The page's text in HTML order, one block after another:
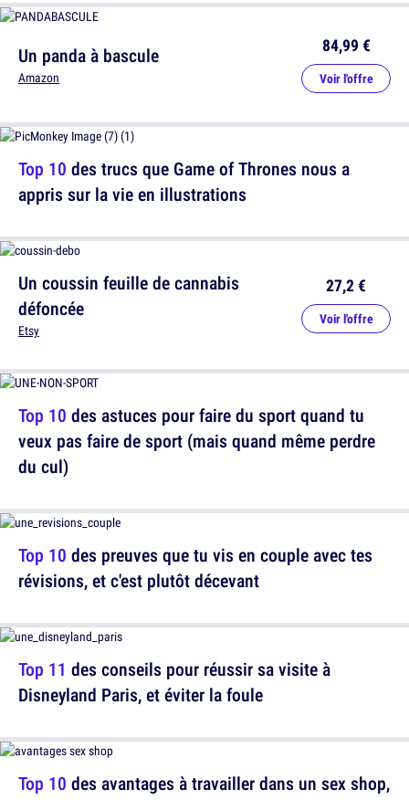
Top 10 des trucs que Game of Thrones nous a
appris sur la vie en illustrations
Top 10 des preuves que tu vis en couple avec tes
révisions, et c'est plutôt décevant
Top 10 des avantages à travailler dans un sex shop,
Un panda à bascule
Amazon
84,99 €
Voir l'offre
Un coussin feuille de cannabis
défoncée
Etsy
27,2 €
Voir l'offre
Top 10 des astuces pour faire du sport quand tu
veux pas faire de sport (mais quand même perdre
du cul)
Top 11 des conseils pour réussir sa visite à
Disneyland Paris, et éviter la foule